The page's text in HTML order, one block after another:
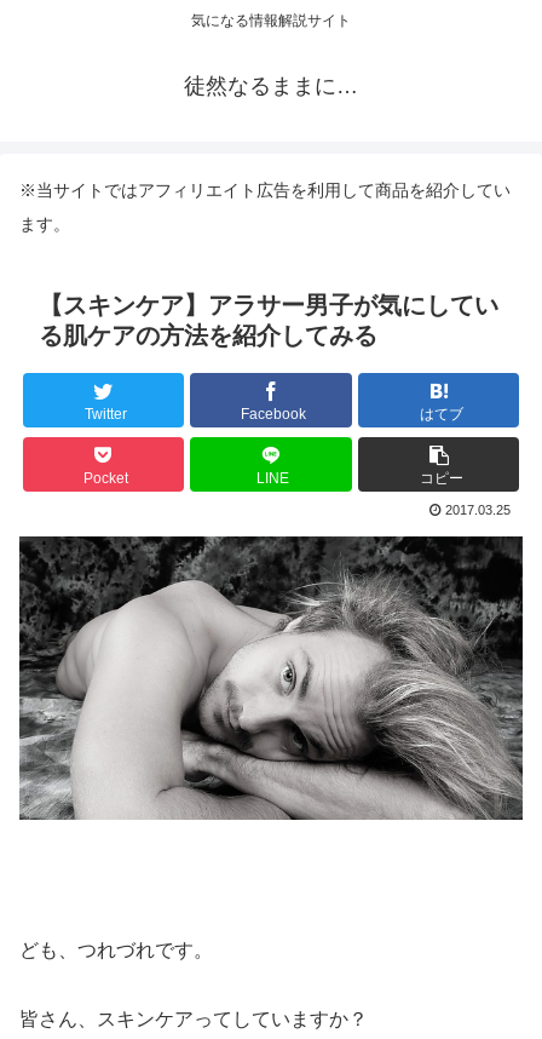
気になる情報解説サイト
徒然なるままに…
※当サイトではアフィリエイト広告を利用して商品を紹介してい
ます。
【スキンケア】アラサー男子が気にしてい
る肌ケアの方法を紹介してみる
Twitter Facebook はてブ
Pocket LINE コピー
2017.03.25
ども、つれづれです。
皆さん、スキンケアってしていますか？